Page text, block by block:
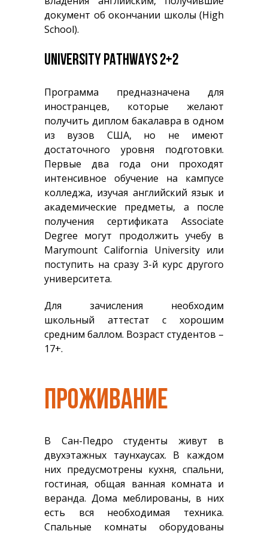
документ об окончании школы (High
School).
UNIVERSITY PATHWAYS 2+2
Программа предназначена для
иностранцев, которые желают
получить диплом бакалавра в одном
из вузов США, но не имеют
достаточного уровня подготовки.
Первые два года они проходят
интенсивное обучение на кампусе
колледжа, изучая английский язык и
академические предметы, а после
получения сертификата Associate
Degree могут продолжить учебу в
Marymount California University или
поступить на сразу 3-й курс другого
университета.
Для зачисления необходим
школьный аттестат с хорошим
средним баллом. Возраст студентов –
17+.
ПРОЖИВАНИЕ
В Сан-Педро студенты живут в
двухэтажных таунхаусах. В каждом
них предусмотрены кухня, спальни,
гостиная, общая ванная комната и
веранда. Дома меблированы, в них
есть вся необходимая техника.
Спальные комнаты оборудованы